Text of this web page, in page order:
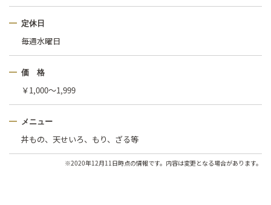
定休日
毎週水曜日
価 格
￥1,000〜1,999
メニュー
丼もの、天せいろ、もり、ざる等
※2020年12月11日時点の情報です。内容は変更となる場合があります。